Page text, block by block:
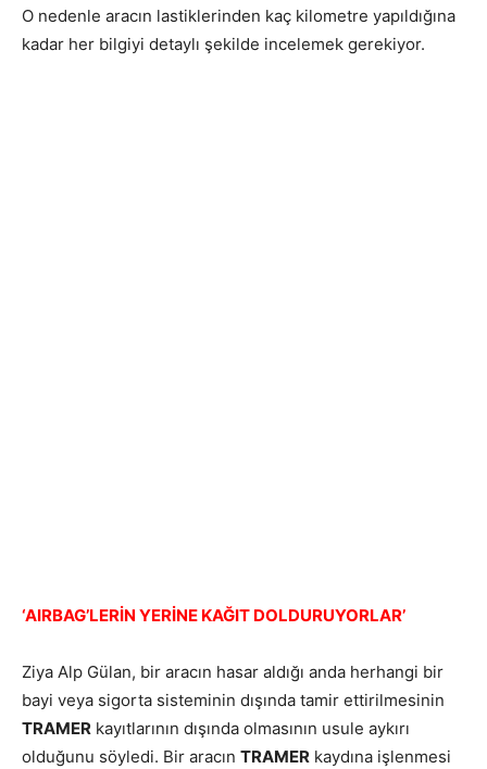
O nedenle aracın lastiklerinden kaç kilometre yapıldığına
kadar her bilgiyi detaylı şekilde incelemek gerekiyor.
‘AIRBAG’LERİN YERİNE KAĞIT DOLDURUYORLAR’
Ziya Alp Gülan, bir aracın hasar aldığı anda herhangi bir
bayi veya sigorta sisteminin dışında tamir ettirilmesinin
TRAMER kayıtlarının dışında olmasının usule aykırı
olduğunu söyledi. Bir aracın TRAMER kaydına işlenmesi